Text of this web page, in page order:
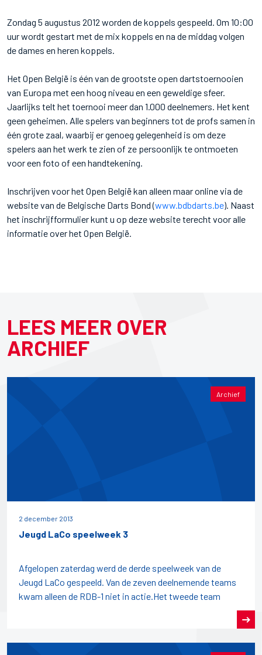
Zondag 5 augustus 2012 worden de koppels gespeeld. Om 10:00
uur wordt gestart met de mix koppels en na de middag volgen
de dames en heren koppels.
Het Open België is één van de grootste open dartstoernooien
van Europa met een hoog niveau en een geweldige sfeer.
Jaarlijks telt het toernooi meer dan 1.000 deelnemers. Het kent
geen geheimen. Alle spelers van beginners tot de profs samen in
één grote zaal, waarbij er genoeg gelegenheid is om deze
spelers aan het werk te zien of ze persoonlijk te ontmoeten
voor een foto of een handtekening.
Inschrijven voor het Open België kan alleen maar online via de
website van de Belgische Darts Bond (www.bdbdarts.be). Naast
het inschrijfformulier kunt u op deze website terecht voor alle
informatie over het Open België.
LEES MEER OVER
ARCHIEF
Archief
2 december 2013
Jeugd LaCo speelweek 3
Afgelopen zaterdag werd de derde speelweek van de
Jeugd LaCo gespeeld. Van de zeven deelnemende teams
kwam alleen de RDB-1 niet in actie.Het tweede team